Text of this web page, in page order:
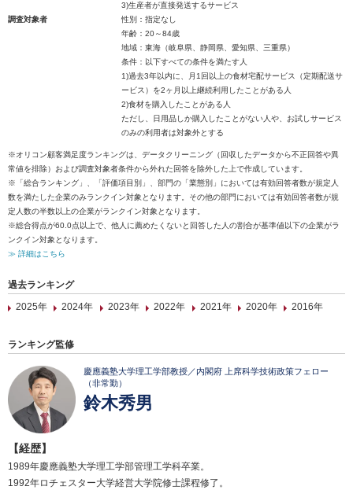
3)生産者が直接発送するサービス
調査対象者
性別：指定なし
年齢：20～84歳
地域：東海（岐阜県、静岡県、愛知県、三重県）
条件：以下すべての条件を満たす人
1)過去3年以内に、月1回以上の食材宅配サービス（定期配送サ
ービス）を2ヶ月以上継続利用したことがある人
2)食材を購入したことがある人
ただし、日用品しか購入したことがない人や、お試しサービス
のみの利用者は対象外とする
※オリコン顧客満足度ランキングは、データクリーニング（回収したデータから不正回答や異
常値を排除）および調査対象者条件から外れた回答を除外した上で作成しています。
※「総合ランキング」、「評価項目別」、部門の「業態別」においては有効回答者数が規定人
数を満たした企業のみランクイン対象となります。その他の部門においては有効回答者数が規
定人数の半数以上の企業がランクイン対象となります。
※総合得点が60.0点以上で、他人に薦めたくないと回答した人の割合が基準値以下の企業がラ
ンクイン対象となります。
≫ 詳細はこちら
過去ランキング
2025年
2024年 2023年 2022年 2021年 2020年 2016年
ランキング監修
慶應義塾大学理工学部教授／内閣府 上席科学技術政策フェロー
（非常勤）
鈴木秀男
【経歴】
1989年慶應義塾大学理工学部管理工学科卒業。
1992年ロチェスター大学経営大学院修士課程修了。